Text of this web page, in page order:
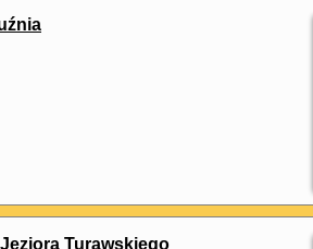
Turawskiego